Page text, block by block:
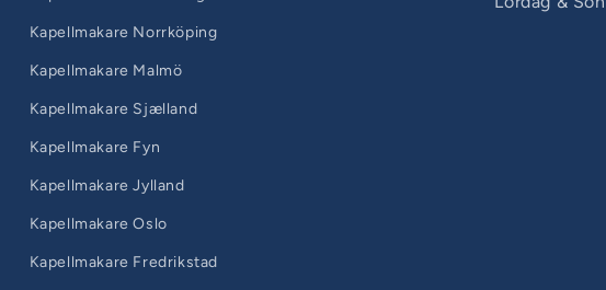
Kapellmakare Norrköping
Kapellmakare Malmö
Kapellmakare Sjælland
Kapellmakare Fyn
Kapellmakare Jylland
Kapellmakare Oslo
Kapellmakare Fredrikstad